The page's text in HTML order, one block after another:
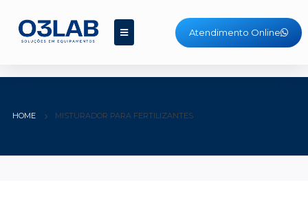
Atendimento Online
HOME MISTURADOR PARA FERTILIZANTES